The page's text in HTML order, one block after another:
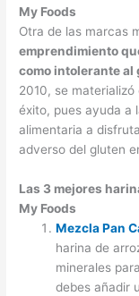
My Foods
Otra de las marcas
emprendimiento
como intolerante al
2010, se
éxito, pues ayuda a
alimentaria a
adverso del gluten
Las 3 mejores
My Foods
Mezcla Pan
harina de
minerales
debes añadir